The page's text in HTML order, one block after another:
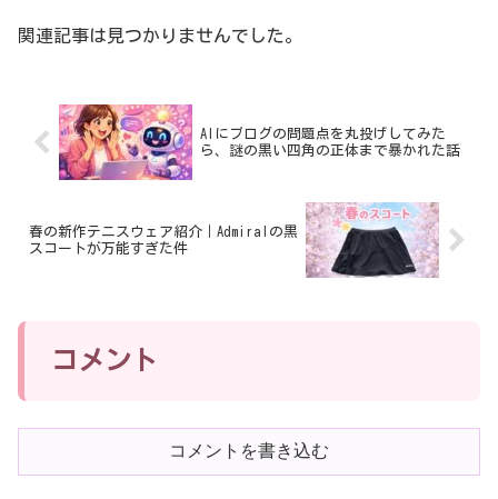
関連記事は見つかりませんでした。
AIにブログの問題点を丸投げしてみた
ら、謎の黒い四角の正体まで暴かれた話
春の新作テニスウェア紹介｜Admiralの黒
スコートが万能すぎた件
コメント
コメントを書き込む